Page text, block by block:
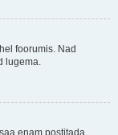
foorumis. Nad
lugema.
enam postitada.